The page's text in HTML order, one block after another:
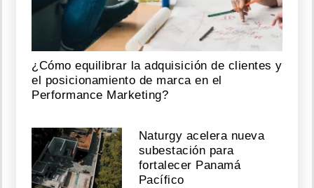
¿Cómo equilibrar la adquisición de clientes y
el posicionamiento de marca en el
Performance Marketing?
Naturgy acelera nueva
subestación para
fortalecer Panamá
Pacífico